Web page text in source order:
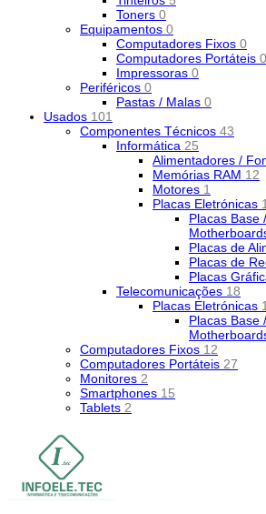
Toners 0
Equipamentos 0
Computadores Fixos 0
Computadores Portáteis 0
Impressoras 0
Periféricos 0
Pastas / Malas 0
Usados 101
Componentes Técnicos 43
Informática 25
Alimentadores /
Memórias RAM 12
Motores 1
Placas Eletrónicas
Placas Base
Placas de
Placas de
Placas
Telecomunicações 18
Placas Eletrónicas
Placas Base
Computadores Fixos 12
Computadores Portáteis 27
Monitores 2
Smartphones 15
Tablets 2